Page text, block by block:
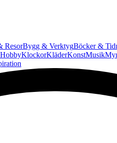
ResorBygg & VerktygBöcker &
HobbyKlockorKläderKonstMusik